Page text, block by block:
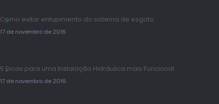
Como evitar entupimento do sistema de esgoto
17 de novembro de 2016
5 Dicas para uma Instalação Hidráulica mais Funcional
17 de novembro de 2016